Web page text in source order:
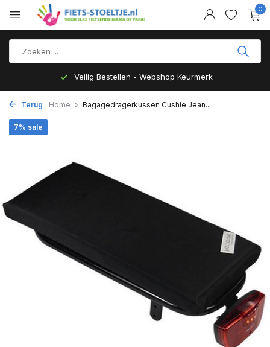
0
Veilig Bestellen - Webshop Keurmerk
Terug Home Bagagedragerkussen Cushie Jean...
7% sale